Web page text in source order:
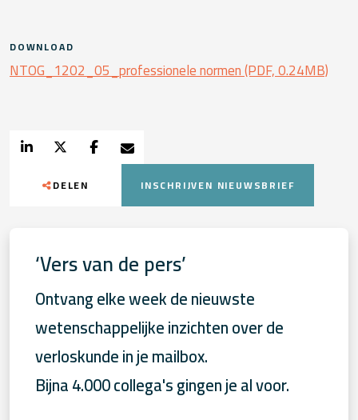
DOWNLOAD
NTOG_1202_05_professionele normen (PDF, 0.24MB)
DELEN INSCHRIJVEN NIEUWSBRIEF
‘Vers van de pers’
Ontvang elke week de nieuwste
wetenschappelijke inzichten over de
verloskunde in je mailbox.
Bijna 4.000 collega's gingen je al voor.